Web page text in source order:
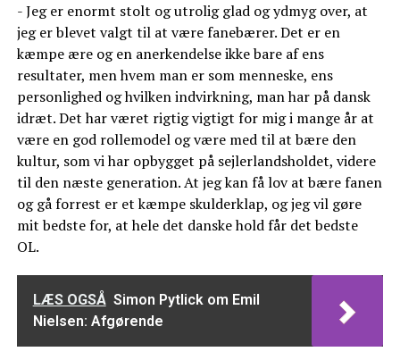
- Jeg er enormt stolt og utrolig glad og ydmyg over, at
jeg er blevet valgt til at være fanebærer. Det er en
kæmpe ære og en anerkendelse ikke bare af ens
resultater, men hvem man er som menneske, ens
personlighed og hvilken indvirkning, man har på dansk
idræt. Det har været rigtig vigtigt for mig i mange år at
være en god rollemodel og være med til at bære den
kultur, som vi har opbygget på sejlerlandsholdet, videre
til den næste generation. At jeg kan få lov at bære fanen
og gå forrest er et kæmpe skulderklap, og jeg vil gøre
mit bedste for, at hele det danske hold får det bedste
OL.
LÆS OGSÅ Simon Pytlick om Emil
Nielsen: Afgørende